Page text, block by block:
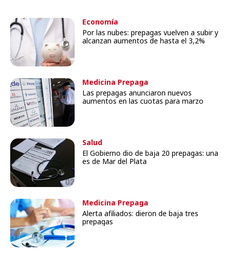
Economía
Por las nubes: prepagas vuelven a subir y
alcanzan aumentos de hasta el 3,2%
Medicina Prepaga
Las prepagas anunciaron nuevos
aumentos en las cuotas para marzo
Salud
El Gobierno dio de baja 20 prepagas: una
es de Mar del Plata
Medicina Prepaga
Alerta afiliados: dieron de baja tres
prepagas